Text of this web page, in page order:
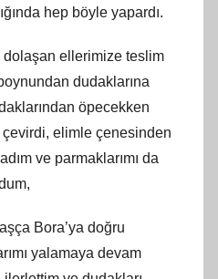
hep böyle yapardı.
dolaşan ellerimize teslim
dudaklarına
öpecekken
çevirdi, elimle çenesinden
ve parmaklarımı da
Bora’ya doğru
yalamaya devam